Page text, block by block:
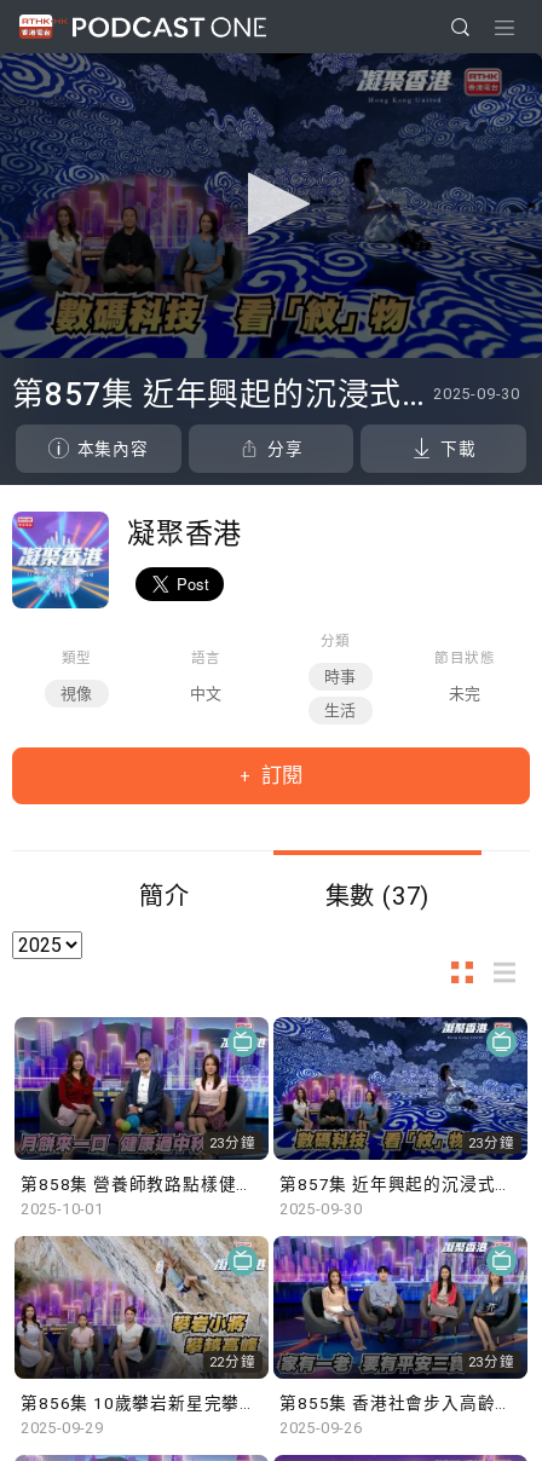
seconds
of
seconds
第857集 近年興起的沉浸式藝術展覽，如何令市民更深入了解文化藝術？ 2025-09-30
本集內容 分享 下載
凝聚香港
類型
視像
語言
中文
分類
時事
生活
節目狀態
未完
訂閱
簡介 集數 (37)
23分鐘
2025-10-01
23分鐘
2025-09-30
22分鐘
2025-09-29
23分鐘
2025-09-26